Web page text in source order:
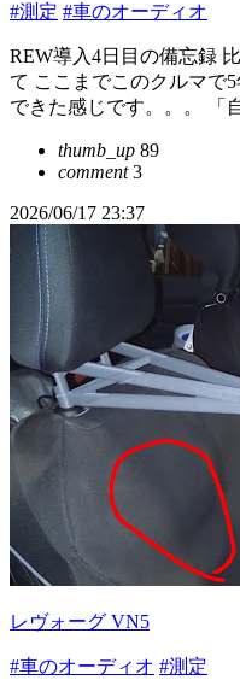
#測定 #車のオーディオ
REW導入4日目の備忘録
て ここまでこのクルマで
できた感じです。。。 「
thumb_up 89
comment3
2026/06/17 23:37
レヴォーグ VN5
#車のオーディオ #測定